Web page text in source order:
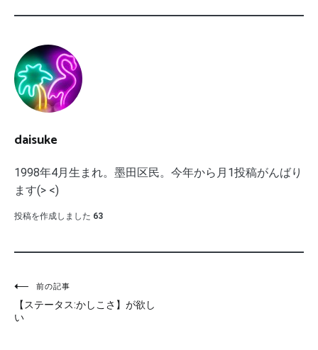
daisuke
1998年4月生まれ。墨田区民。今年から月1投稿がんばり
ます(> <)
投稿を作成しました 63
投
稿
前の記事
【ステータス:かしこさ】が欲し
い